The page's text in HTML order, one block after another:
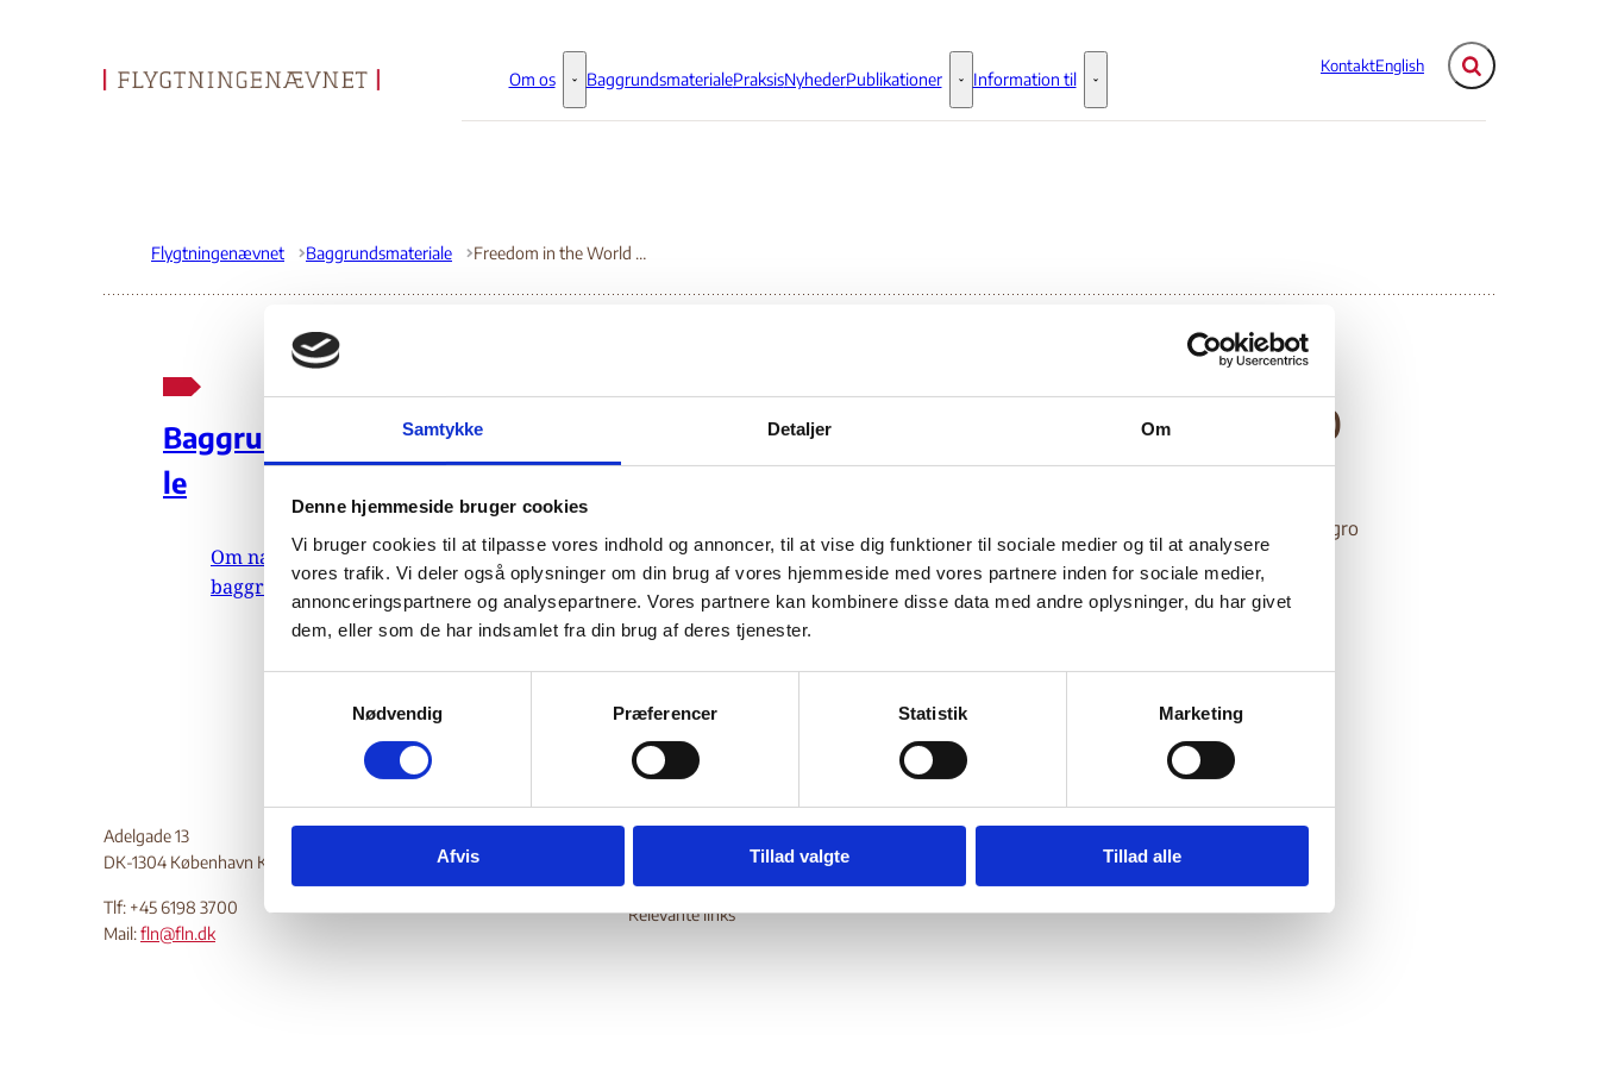
Samtykke Detaljer Om
Denne hjemmeside bruger cookies
Vi bruger cookies til at tilpasse vores indhold og annoncer, til at vise dig funktioner til sociale medier og til at analysere
vores trafik. Vi deler også oplysninger om din brug af vores hjemmeside med vores partnere inden for sociale medier,
annonceringspartnere og analysepartnere. Vores partnere kan kombinere disse data med andre oplysninger, du har givet
dem, eller som de har indsamlet fra din brug af deres tjenester.
k
v
Nødvendig Præferencer Statistik Marketing
Afvis Tillad valgte Tillad alle
Gå til forsiden
KontaktEnglish Fold søgefelt ud
Om os Om os - Flere links
BaggrundsmaterialePraksisNyhederPublikationer Publikationer - Flere links
Information til Information til - Flere links
Flygtningenævnet Baggrundsmateriale Freedom in the World - Montenegro
Baggrundsmateria
le
Om nævnets
baggrundsmateriale
Freedom in the World - Montenegro
Indeholder oplysninger om de generelle politiske og menneskeretlige forhold. For så vidt angår Montenegro
indeholder rapporten oplysninger om presse-, religions-, forenings- og forsamlingsfrihed. Videre
oplysninger om retssystemet samt om forholdene for minoritetsgrupper kvinder
Download
Adelgade 13
DK-1304 København K
Tlf: +45 6198 3700
Mail:fln@fln.dk
Digital Post - Borger
Digital Post - Virksomheder
Tilgængelighedserklæring
Relevante links